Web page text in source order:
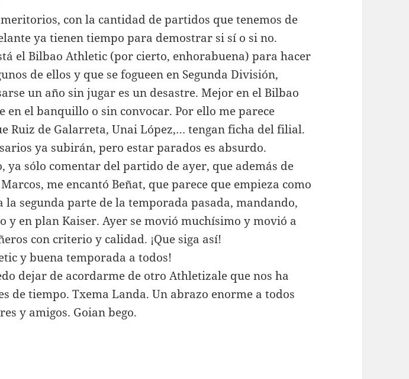
con la cantidad de partidos que tenemos de
ya tienen tiempo para demostrar si sí o si no.
el Bilbao Athletic (por cierto, enhorabuena) para hacer
de ellos y que se fogueen en Segunda División,
un año sin jugar es un desastre. Mejor en el Bilbao
en el banquillo o sin convocar. Por ello me parece
Ruiz de Galarreta, Unai López,… tengan ficha del filial.
ya subirán, pero estar parados es absurdo.
ya sólo comentar del partido de ayer, que además de
me encantó Beñat, que parece que empieza como
la segunda parte de la temporada pasada, mandando,
y en plan Kaiser. Ayer se movió muchísimo y movió a
con criterio y calidad. ¡Que siga así!
y buena temporada a todos!
dejar de acordarme de otro Athletizale que nos ha
de tiempo. Txema Landa. Un abrazo enorme a todos
y amigos. Goian bego.